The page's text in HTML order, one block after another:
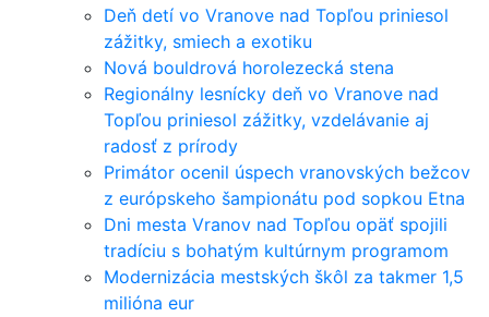
Deň detí vo Vranove nad Topľou priniesol
zážitky, smiech a exotiku
Nová bouldrová horolezecká stena
Regionálny lesnícky deň vo Vranove nad
Topľou priniesol zážitky, vzdelávanie aj
radosť z prírody
Primátor ocenil úspech vranovských bežcov
z európskeho šampionátu pod sopkou Etna
Dni mesta Vranov nad Topľou opäť spojili
tradíciu s bohatým kultúrnym programom
Modernizácia mestských škôl za takmer 1,5
milióna eur